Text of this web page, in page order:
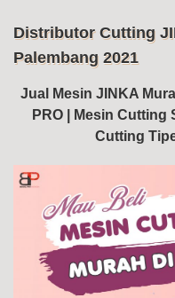
Distributor Cutting
Palembang 2021
Jual Mesin JINKA
PRO | Mesin Cutting
Cutting